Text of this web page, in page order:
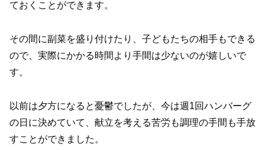
ておくことができます。
その間に副菜を盛り付けたり、子どもたちの相手もできる
ので、実際にかかる時間より手間は少ないのが嬉しいで
す。
以前は夕方になると憂鬱でしたが、今は週1回ハンバーグ
の日に決めていて、献立を考える苦労も調理の手間も手放
すことができました。